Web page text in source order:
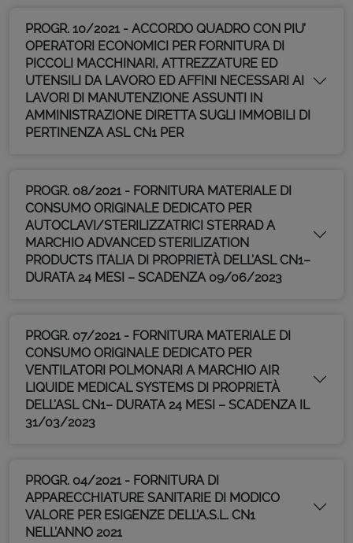
PROGR. 10/2021 - ACCORDO QUADRO CON PIU’
OPERATORI ECONOMICI PER FORNITURA DI
PICCOLI MACCHINARI, ATTREZZATURE ED
UTENSILI DA LAVORO ED AFFINI NECESSARI AI
LAVORI DI MANUTENZIONE ASSUNTI IN
AMMINISTRAZIONE DIRETTA SUGLI IMMOBILI DI
PERTINENZA ASL CN1 PER
PROGR. 08/2021 - FORNITURA MATERIALE DI
CONSUMO ORIGINALE DEDICATO PER
AUTOCLAVI/STERILIZZATRICI STERRAD A
MARCHIO ADVANCED STERILIZATION
PRODUCTS ITALIA DI PROPRIETÀ DELL’ASL CN1–
DURATA 24 MESI – SCADENZA 09/06/2023
PROGR. 07/2021 - FORNITURA MATERIALE DI
CONSUMO ORIGINALE DEDICATO PER
VENTILATORI POLMONARI A MARCHIO AIR
LIQUIDE MEDICAL SYSTEMS DI PROPRIETÀ
DELL’ASL CN1– DURATA 24 MESI – SCADENZA IL
31/03/2023
PROGR. 04/2021 - FORNITURA DI
APPARECCHIATURE SANITARIE DI MODICO
VALORE PER ESIGENZE DELL’A.S.L. CN1
NELL’ANNO 2021